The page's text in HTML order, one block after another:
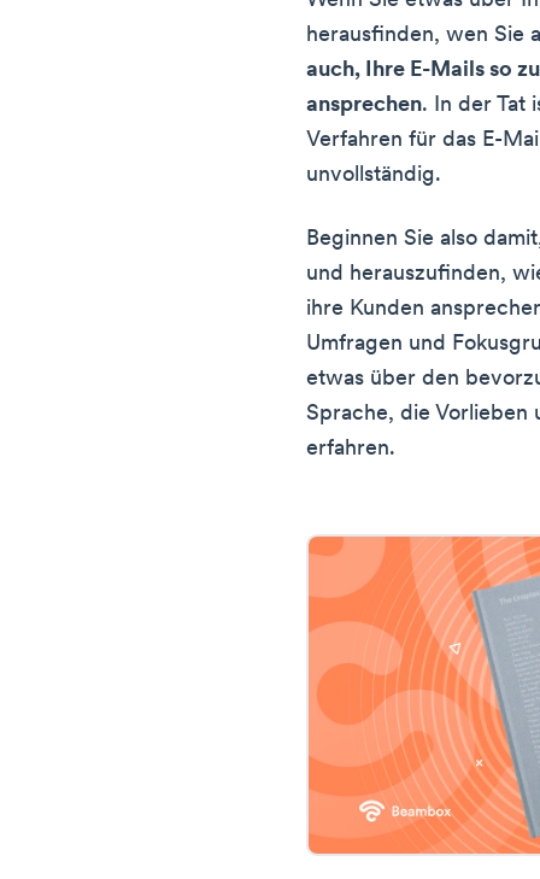
herausfinden, wen Sie
auch, Ihre E-Mails so
ansprechen. In der Tat
Verfahren für das E-
unvollständig.
Beginnen Sie also
und herauszufinden,
ihre Kunden
Umfragen und
etwas über den
Sprache, die Vorlieben
erfahren.